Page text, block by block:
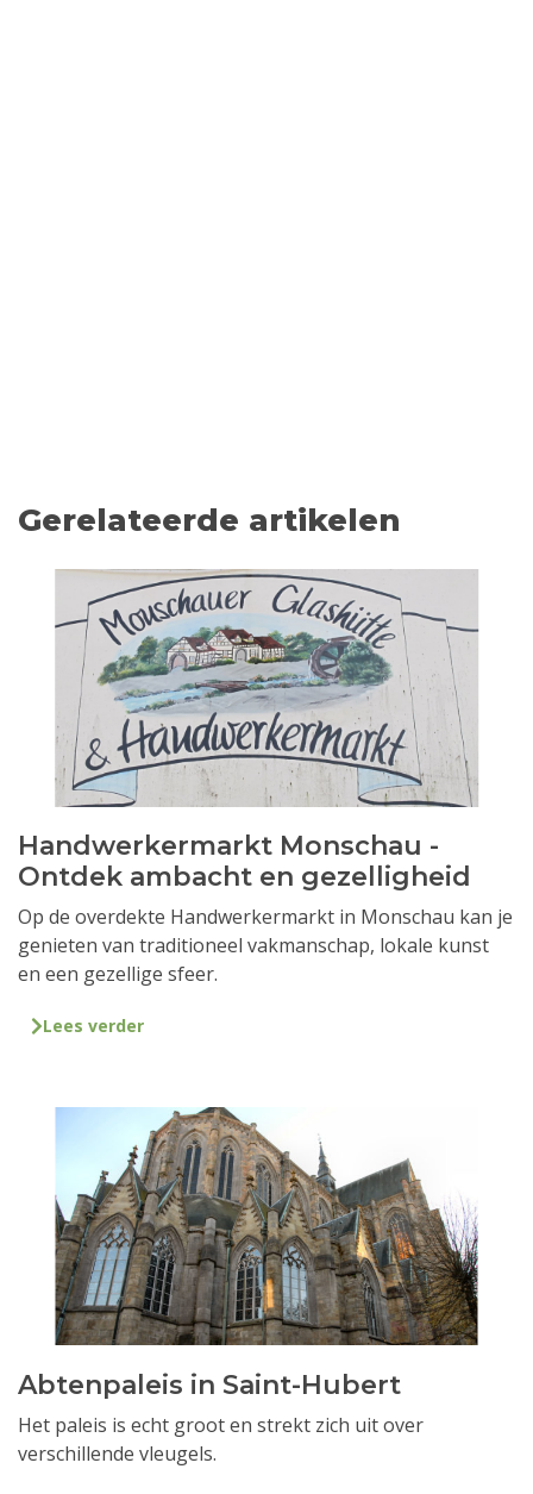
Gerelateerde artikelen
Handwerkermarkt Monschau -
Ontdek ambacht en gezelligheid
Op de overdekte Handwerkermarkt in Monschau kan je
genieten van traditioneel vakmanschap, lokale kunst
en een gezellige sfeer.
Lees verder
Abtenpaleis in Saint-Hubert
Het paleis is echt groot en strekt zich uit over
verschillende vleugels.